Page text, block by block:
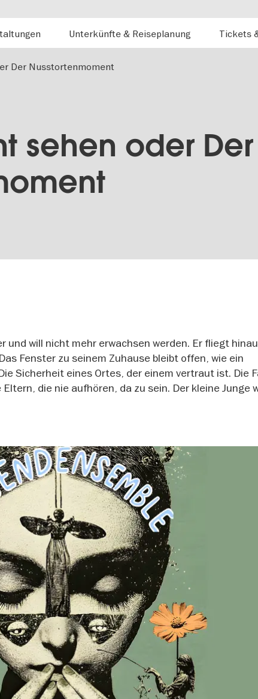
Unterkünfte & Reiseplanung Tickets
Der Nusstortenmoment
sehen oder Der
und will nicht mehr erwachsen werden. Er fliegt
Fenster zu seinem Zuhause bleibt offen, wie ein
Sicherheit eines Ortes, der einem vertraut ist. Die
die nie aufhören, da zu sein. Der kleine Junge